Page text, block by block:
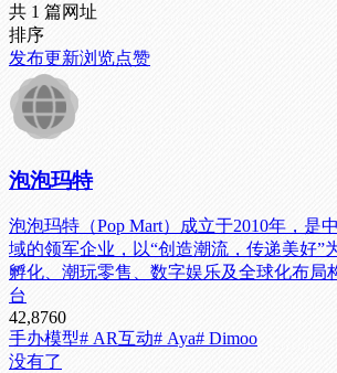
共 1 篇网址
排序
发布更新浏览点赞
泡泡玛特
泡泡玛特（Pop Mart）成立于2010年，是
域的领军企业，以“创造潮流，传递美好”
孵化、潮玩零售、数字娱乐及全球化布局
台
42,8760
手办模型# AR互动# Aya# Dimoo
没有了